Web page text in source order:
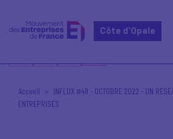
Côte d'Opale
Accueil
INFLUX #48 - OCTOBRE 2022 - UN
ENTREPRISES